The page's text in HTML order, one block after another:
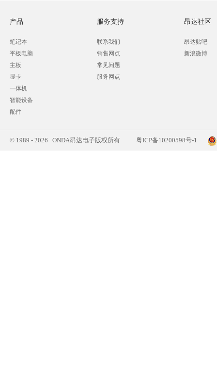
产品
笔记本
平板电脑
主板
显卡
一体机
智能设备
配件
服务支持
联系我们
销售网点
常见问题
服务网点
昂达社区
昂达贴吧
新浪微博
© 1989 - 2026 ONDA昂达电子版权所有 粤ICP备10200598号-1